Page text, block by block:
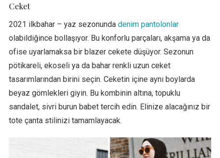
Ceket
2021 ilkbahar – yaz sezonunda denim pantolonlar
olabildiğince bollaşıyor. Bu konforlu parçaları, akşama ya da
ofise uyarlamaksa bir blazer cekete düşüyor. Sezonun
pötikareli, ekoseli ya da bahar renkli uzun ceket
tasarımlarından birini seçin. Ceketin içine aynı boylarda
beyaz gömlekleri giyin. Bu kombinin altına, topuklu
sandalet, sivri burun babet tercih edin. Elinize alacağınız bir
tote çanta stilinizi tamamlayacak.